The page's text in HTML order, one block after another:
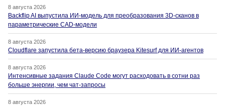
8 августа 2026
Backflip AI выпустила ИИ-модель для преобразования 3D-сканов в
параметрические CAD-модели
8 августа 2026
Cloudflare запустила бета-версию браузера Kitesurf для ИИ-агентов
8 августа 2026
Интенсивные задания Claude Code могут расходовать в сотни раз
больше энергии, чем чат-запросы
8 августа 2026